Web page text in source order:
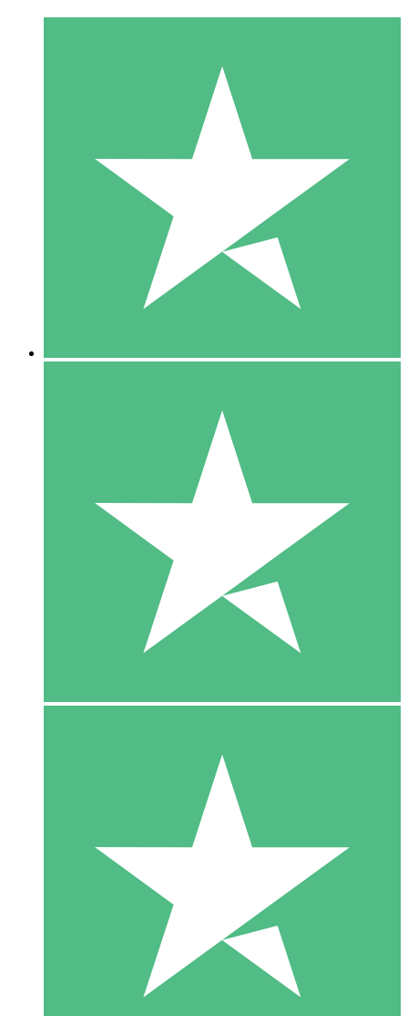
Packs de Crédits Individuels
Payez à l'utilisation avec des crédits de téléchargement. Sans
1 Téléchargement
10 00
10 Téléchargements
20 00